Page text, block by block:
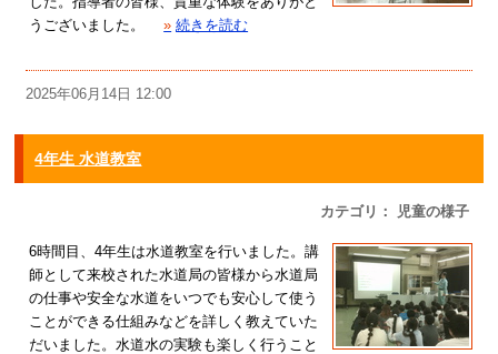
うございました。
» 続きを読む
2025年06月14日 12:00
4年生 水道教室
カテゴリ： 児童の様子
6時間目、4年生は水道教室を行いました。講
師として来校された水道局の皆様から水道局
の仕事や安全な水道をいつでも安心して使う
ことができる仕組みなどを詳しく教えていた
だいました。水道水の実験も楽しく行うこと